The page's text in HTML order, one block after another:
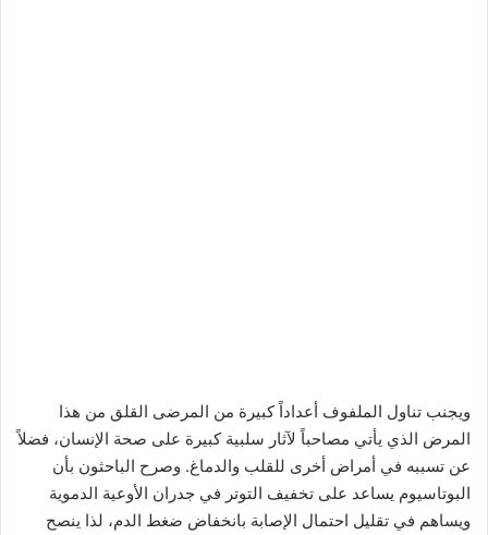
ويجنب تناول الملفوف أعداداً كبيرة من المرضى القلق من هذا
المرض الذي يأتي مصاحباً لآثار سلبية كبيرة على صحة الإنسان، فضلاً
عن تسببه في أمراض أخرى للقلب والدماغ. وصرح الباحثون بأن
البوتاسيوم يساعد على تخفيف التوتر في جدران الأوعية الدموية
ويساهم في تقليل احتمال الإصابة بانخفاض ضغط الدم، لذا ينصح